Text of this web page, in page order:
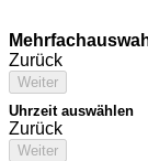
Zurück
Weiter
Uhrzeit auswählen
Zurück
Weiter